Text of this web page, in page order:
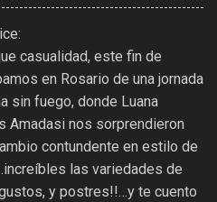
casualidad, este fin de
en Rosario de una jornada
sin fuego, donde Luana
Amadasi nos sorprendieron
contundente en estilo de
las variedades de
y postres!!…y te cuento